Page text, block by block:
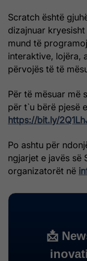
Scratch është
dizajnuar
mund të
interaktive, lojëra,
përvojës të të
Për të mësuar më
për t`u bërë pjesë
https://bit.ly/
Po ashtu për
ngjarjet e javës së
organizatorët në